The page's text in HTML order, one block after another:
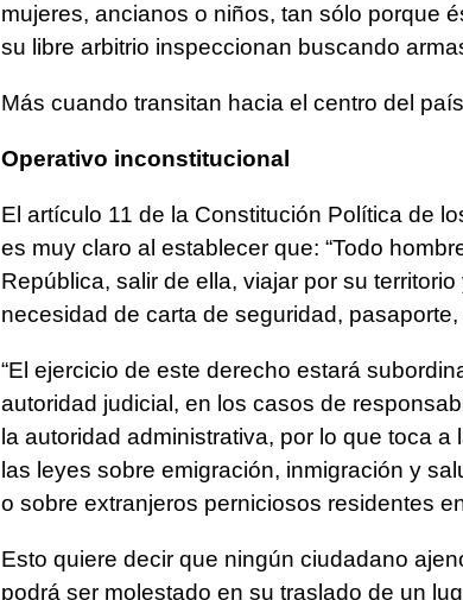
mujeres, ancianos o niños, tan sólo porque
su libre arbitrio inspeccionan buscando
Más cuando transitan hacia el centro del
Operativo inconstitucional
El artículo 11 de la Constitución Política de
es muy claro al establecer que: “Todo
República, salir de ella, viajar por su
necesidad de carta de seguridad,
“El ejercicio de este derecho estará
autoridad judicial, en los casos de
la autoridad administrativa, por lo que toca
las leyes sobre emigración, inmigración y
o sobre extranjeros perniciosos residentes
Esto quiere decir que ningún ciudadano
podrá ser molestado en su traslado de un